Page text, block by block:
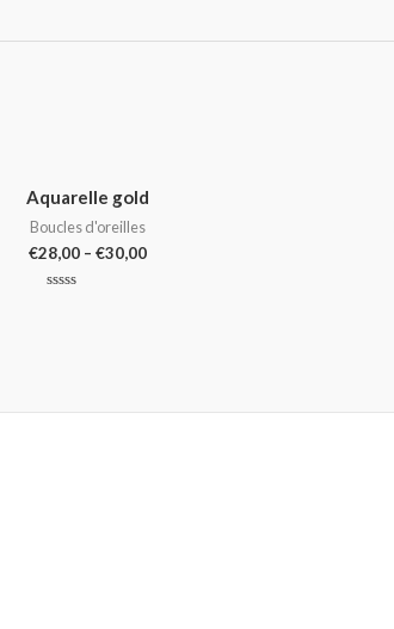
Aquarelle gold
Boucles d'oreilles
€28,00 – €30,00